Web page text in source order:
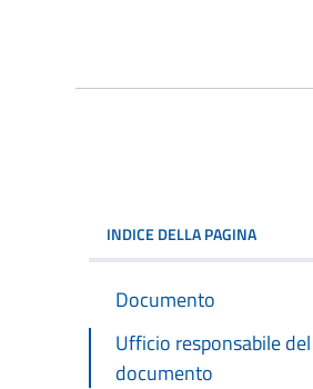
INDICE DELLA PAGINA
Documento
Ufficio responsabile del
documento